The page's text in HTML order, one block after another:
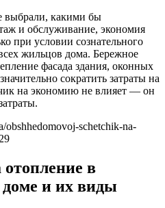
выбрали, какими бы
и обслуживание, экономия
при условии сознательного
жильцов дома. Бережное
фасада здания, оконных
сократить затраты на
на экономию не влияет — он
obshhedomovoj-schetchik-na-
в
и их виды